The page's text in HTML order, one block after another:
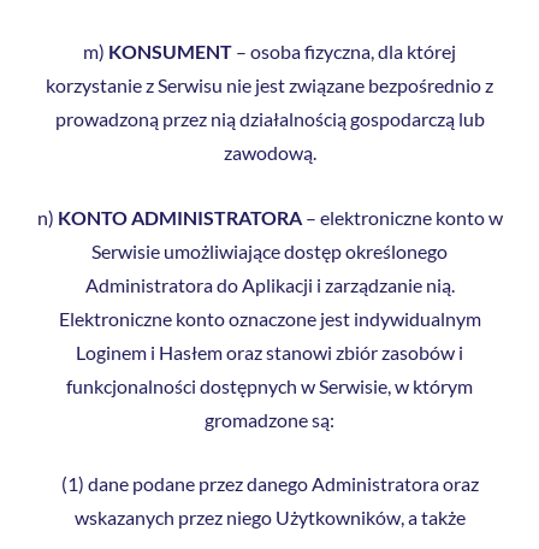
m) KONSUMENT – osoba fizyczna, dla której
korzystanie z Serwisu nie jest związane bezpośrednio z
prowadzoną przez nią działalnością gospodarczą lub
zawodową.
n) KONTO ADMINISTRATORA– elektroniczne konto w
Serwisie umożliwiające dostęp określonego
Administratora do Aplikacji i zarządzanie nią.
Elektroniczne konto oznaczone jest indywidualnym
Loginem i Hasłem oraz stanowi zbiór zasobów i
funkcjonalności dostępnych w Serwisie, w którym
gromadzone są:
(1) dane podane przez danego Administratora oraz
wskazanych przez niego Użytkowników, a także